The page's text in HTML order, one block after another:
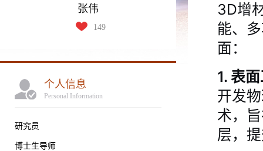
张伟
149
个人信息
Personal Information
研究员
博士生导师
3D增
能、
面：
1. 表
开发
术，
层，